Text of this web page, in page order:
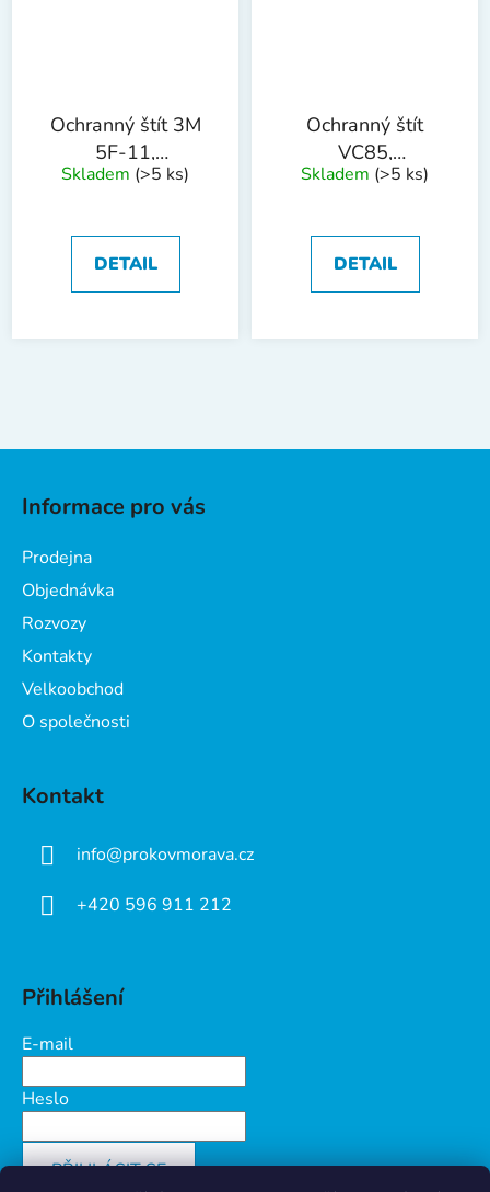
Ochranný štít 3M
5F-11,
polykarbonátový
Skladem (>5 ks)
DETAIL
Ochranný štít
VC85,
polykarbonátový
Skladem (>5 ks)
DETAIL
Informace pro vás
Prodejna
Objednávka
Rozvozy
Kontakty
Velkoobchod
O společnosti
Kontakt
info@prokovmorava.cz
+420 596 911 212
Přihlášení
E-mail
Heslo
PŘIHLÁSIT SE